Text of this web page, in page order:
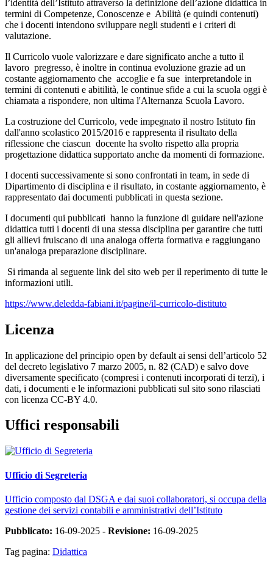
l’identità dell’Istituto attraverso la definizione dell’azione didattica in
termini di Competenze, Conoscenze e Abilità (e quindi contenuti)
che i docenti intendono sviluppare negli studenti e i criteri di
valutazione.
Il Curricolo vuole valorizzare e dare significato anche a tutto il
lavoro pregresso, è inoltre in continua evoluzione grazie ad un
costante aggiornamento che accoglie e fa sue interpretandole in
termini di contenuti e abitilità, le continue sfide a cui la scuola oggi è
chiamata a rispondere, non ultima l'Alternanza Scuola Lavoro.
La costruzione del Curricolo, vede impegnato il nostro Istituto fin
dall'anno scolastico 2015/2016 e rappresenta il risultato della
riflessione che ciascun docente ha svolto rispetto alla propria
progettazione didattica supportato anche da momenti di formazione.
I docenti successivamente si sono confrontati in team, in sede di
Dipartimento di disciplina e il risultato, in costante aggiornamento, è
rappresentato dai documenti pubblicati in questa sezione.
I documenti qui pubblicati hanno la funzione di guidare nell'azione
didattica tutti i docenti di una stessa disciplina per garantire che tutti
gli allievi fruiscano di una analoga offerta formativa e raggiungano
un'analoga preparazione disciplinare.
Si rimanda al seguente link del sito web per il reperimento di tutte le
informazioni utili.
https://www.deledda-fabiani.it/pagine/il-curricolo-distituto
Licenza
In applicazione del principio open by default ai sensi dell’articolo 52
del decreto legislativo 7 marzo 2005, n. 82 (CAD) e salvo dove
diversamente specificato (compresi i contenuti incorporati di terzi), i
dati, i documenti e le informazioni pubblicati sul sito sono rilasciati
con licenza CC-BY 4.0.
Uffici responsabili
Ufficio di Segreteria
Ufficio composto dal DSGA e dai suoi collaboratori, si occupa della
gestione dei servizi contabili e amministrativi dell’Istituto
Pubblicato: 16-09-2025 - Revisione: 16-09-2025
Tag pagina: Didattica